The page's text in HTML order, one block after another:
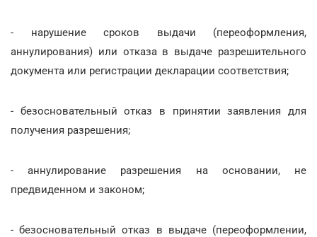
- нарушение сроков выдачи (переоформления,
аннулирования) или отказа в выдаче разрешительного
документа или регистрации декларации соответствия;
- безосновательный отказ в принятии заявления для
получения разрешения;
- аннулирование разрешения на основании, не
предвиденном и законом;
- безосновательный отказ в выдаче (переоформлении,